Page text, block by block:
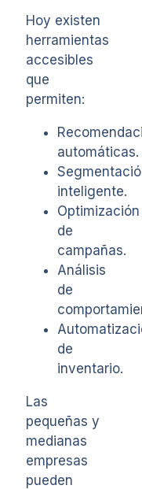
Hoy existen
herramientas
accesibles
que
permiten:
automáticas.
inteligente.
Optimización
de
campañas.
Análisis
de
de
inventario.
Las
pequeñas y
medianas
empresas
pueden